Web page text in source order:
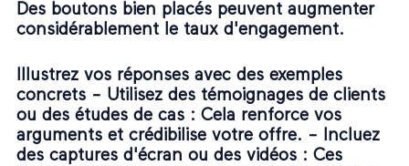
Des boutons bien placés peuvent augmenter
considérablement le taux d'engagement.
Illustrez vos réponses avec des exemples
concrets - Utilisez des témoignages de clients
ou des études de cas : Cela renforce vos
arguments et crédibilise votre offre. -
Incluez
des captures d'écran ou des vidéos : Ces